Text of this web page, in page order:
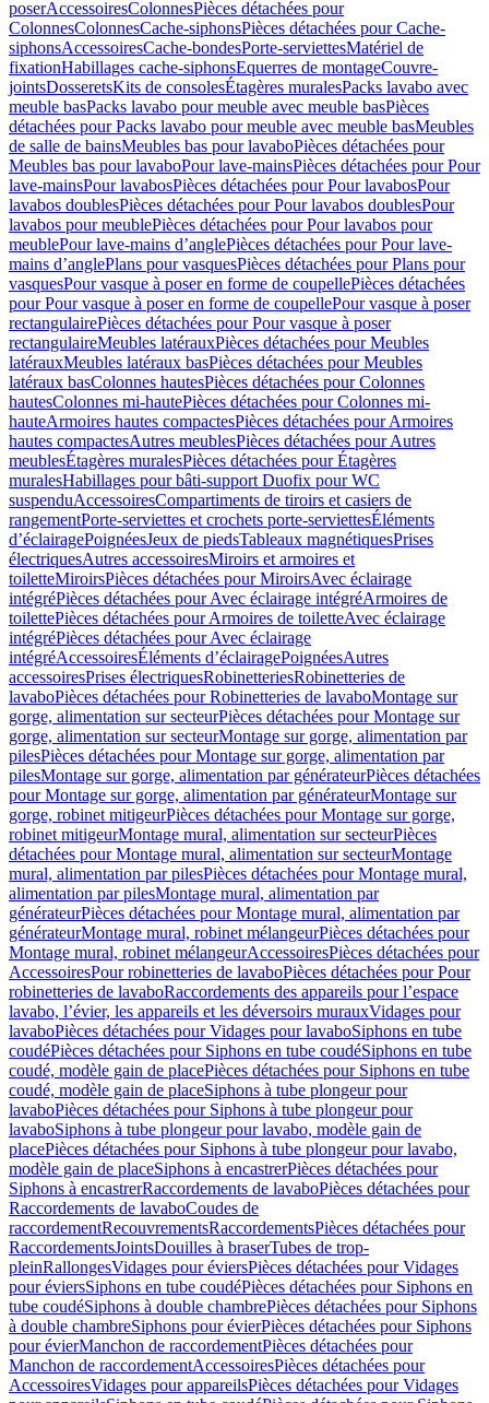
poserAccessoiresColonnesPièces détachées pour
ColonnesColonnesCache-siphonsPièces détachées pour Cache-
siphonsAccessoiresCache-bondesPorte-serviettesMatériel de
fixationHabillages cache-siphonsEquerres de montageCouvre-
jointsDosseretsKits de consolesÉtagères muralesPacks lavabo avec
meuble basPacks lavabo pour meuble avec meuble basPièces
détachées pour Packs lavabo pour meuble avec meuble basMeubles
de salle de bainsMeubles bas pour lavaboPièces détachées pour
Meubles bas pour lavaboPour lave-mainsPièces détachées pour Pour
lave-mainsPour lavabosPièces détachées pour Pour lavabosPour
lavabos doublesPièces détachées pour Pour lavabos doublesPour
lavabos pour meublePièces détachées pour Pour lavabos pour
meublePour lave-mains d’anglePièces détachées pour Pour lave-
mains d’anglePlans pour vasquesPièces détachées pour Plans pour
vasquesPour vasque à poser en forme de coupellePièces détachées
pour Pour vasque à poser en forme de coupellePour vasque à poser
rectangulairePièces détachées pour Pour vasque à poser
rectangulaireMeubles latérauxPièces détachées pour Meubles
latérauxMeubles latéraux basPièces détachées pour Meubles
latéraux basColonnes hautesPièces détachées pour Colonnes
hautesColonnes mi-hautePièces détachées pour Colonnes mi-
hauteArmoires hautes compactesPièces détachées pour Armoires
hautes compactesAutres meublesPièces détachées pour Autres
meublesÉtagères muralesPièces détachées pour Étagères
muralesHabillages pour bâti-support Duofix pour WC
suspenduAccessoiresCompartiments de tiroirs et casiers de
rangementPorte-serviettes et crochets porte-serviettesÉléments
d’éclairagePoignéesJeux de piedsTableaux magnétiquesPrises
électriquesAutres accessoiresMiroirs et armoires et
toiletteMiroirsPièces détachées pour MiroirsAvec éclairage
intégréPièces détachées pour Avec éclairage intégréArmoires de
toilettePièces détachées pour Armoires de toiletteAvec éclairage
intégréPièces détachées pour Avec éclairage
intégréAccessoiresÉléments d’éclairagePoignéesAutres
accessoiresPrises électriquesRobinetteriesRobinetteries de
lavaboPièces détachées pour Robinetteries de lavaboMontage sur
gorge, alimentation sur secteurPièces détachées pour Montage sur
gorge, alimentation sur secteurMontage sur gorge, alimentation par
pilesPièces détachées pour Montage sur gorge, alimentation par
pilesMontage sur gorge, alimentation par générateurPièces détachées
pour Montage sur gorge, alimentation par générateurMontage sur
gorge, robinet mitigeurPièces détachées pour Montage sur gorge,
robinet mitigeurMontage mural, alimentation sur secteurPièces
détachées pour Montage mural, alimentation sur secteurMontage
mural, alimentation par pilesPièces détachées pour Montage mural,
alimentation par pilesMontage mural, alimentation par
générateurPièces détachées pour Montage mural, alimentation par
générateurMontage mural, robinet mélangeurPièces détachées pour
Montage mural, robinet mélangeurAccessoiresPièces détachées pour
AccessoiresPour robinetteries de lavaboPièces détachées pour Pour
robinetteries de lavaboRaccordements des appareils pour l’espace
lavabo, l’évier, les appareils et les déversoirs murauxVidages pour
lavaboPièces détachées pour Vidages pour lavaboSiphons en tube
coudéPièces détachées pour Siphons en tube coudéSiphons en tube
coudé, modèle gain de placePièces détachées pour Siphons en tube
coudé, modèle gain de placeSiphons à tube plongeur pour
lavaboPièces détachées pour Siphons à tube plongeur pour
lavaboSiphons à tube plongeur pour lavabo, modèle gain de
placePièces détachées pour Siphons à tube plongeur pour lavabo,
modèle gain de placeSiphons à encastrerPièces détachées pour
Siphons à encastrerRaccordements de lavaboPièces détachées pour
Raccordements de lavaboCoudes de
raccordementRecouvrementsRaccordementsPièces détachées pour
RaccordementsJointsDouilles à braserTubes de trop-
pleinRallongesVidages pour éviersPièces détachées pour Vidages
pour éviersSiphons en tube coudéPièces détachées pour Siphons en
tube coudéSiphons à double chambrePièces détachées pour Siphons
à double chambreSiphons pour évierPièces détachées pour Siphons
pour évierManchon de raccordementPièces détachées pour
Manchon de raccordementAccessoiresPièces détachées pour
AccessoiresVidages pour appareilsPièces détachées pour Vidages